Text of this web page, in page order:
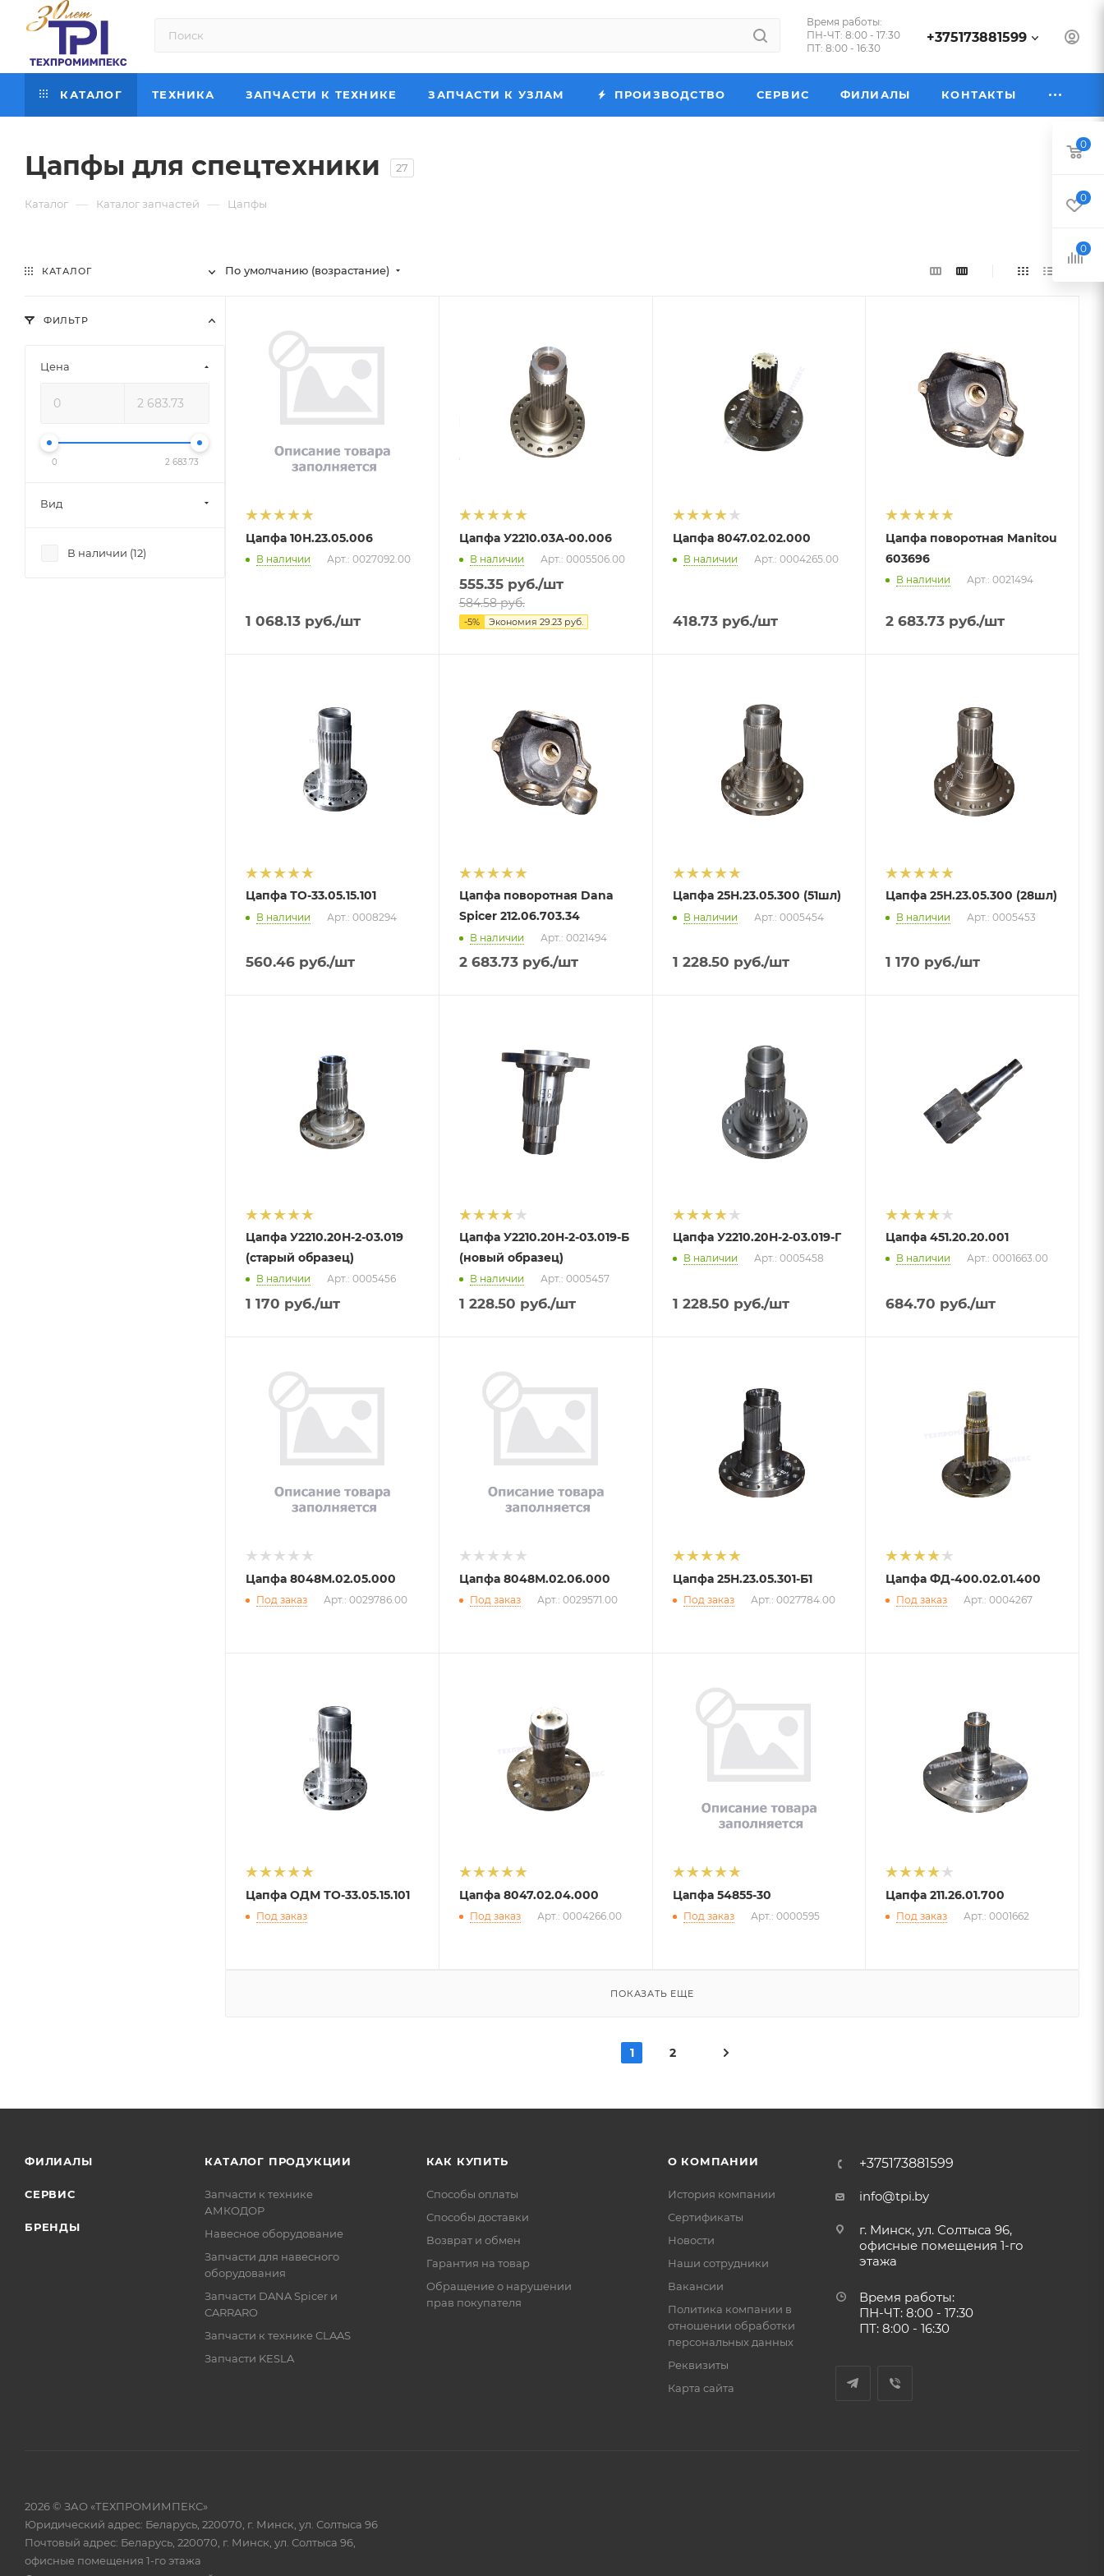
Время работы:
ПН-ЧТ: 8:00 - 17:30
ПТ: 8:00 - 16:30
+375173881599
КАТАЛОГ ТЕХНИКА ЗАПЧАСТИ К ТЕХНИКЕ ЗАПЧАСТИ К УЗЛАМ ПРОИЗВОДСТВО СЕРВИС ФИЛИАЛЫ КОНТАКТЫ
Цапфы для спецтехники 27
Каталог — Каталог запчастей — Цапфы
По умолчанию (возрастание)
Цапфа 10Н.23.05.006
В наличии Арт.: 0027092.00
1 068.13 руб./шт
Цапфа У2210.03А-00.006
В наличии Арт.: 0005506.00
555.35руб./шт
584.58руб.
-5% Экономия 29.23руб.
Цапфа 8047.02.02.000
В наличии Арт.: 0004265.00
418.73руб./шт
Цапфа поворотная Manitou
603696
В наличии Арт.: 0021494
2 683.73 руб./шт
Цапфа ТО-33.05.15.101
В наличии Арт.: 0008294
560.46 руб./шт
Цапфа поворотная Dana
Spicer 212.06.703.34
В наличии Арт.: 0021494
2 683.73руб./шт
Цапфа 25Н.23.05.300 (51шл)
В наличии Арт.: 0005454
1 228.50 руб./шт
Цапфа 25Н.23.05.300 (28шл)
В наличии Арт.: 0005453
1 170 руб./шт
Цапфа У2210.20Н-2-03.019
(старый образец)
В наличии Арт.: 0005456
1 170 руб./шт
Цапфа У2210.20Н-2-03.019-Б
(новый образец)
В наличии Арт.: 0005457
1 228.50 руб./шт
Цапфа У2210.20Н-2-03.019-Г
В наличии Арт.: 0005458
1 228.50 руб./шт
Цапфа 451.20.20.001
В наличии Арт.: 0001663.00
684.70 руб./шт
Цапфа 8048М.02.05.000
Под заказ Арт.: 0029786.00
Цапфа 8048М.02.06.000
Под заказ Арт.: 0029571.00
Цапфа 25Н.23.05.301-Б1
Под заказ Арт.: 0027784.00
Цапфа ФД-400.02.01.400
Под заказ Арт.: 0004267
Цапфа ОДМ ТО-33.05.15.101
Под заказ
Цапфа 8047.02.04.000
Под заказ Арт.: 0004266.00
Цапфа 54855-30
Под заказ Арт.: 0000595
Цапфа 211.26.01.700
Под заказ Арт.: 0001662
ПОКАЗАТЬ ЕЩЕ
1 2
КАТАЛОГ
ФИЛЬТР
Цена
0 2 683.73
Вид
В наличии (12)
ФИЛИАЛЫ
СЕРВИС
БРЕНДЫ
КАТАЛОГ ПРОДУКЦИИ
Запчасти к технике
АМКОДОР
Навесное оборудование
Запчасти для навесного
оборудования
Запчасти DANA Spicer и
CARRARO
Запчасти к технике CLAAS
Запчасти KESLA
КАК КУПИТЬ
Способы оплаты
Способы доставки
Возврат и обмен
Гарантия на товар
Обращение о нарушении
прав покупателя
О КОМПАНИИ
История компании
Сертификаты
Новости
Наши сотрудники
Вакансии
Политика компании в
отношении обработки
персональных данных
Реквизиты
Карта сайта
+375173881599
info@tpi.by
г. Минск, ул. Солтыса 96,
офисные помещения 1-го
этажа
Время работы:
ПН-ЧТ: 8:00 - 17:30
ПТ: 8:00 - 16:30
2026 © ЗАО «ТЕХПРОМИМПЕКС»
Юридический адрес: Беларусь, 220070, г. Минск, ул. Солтыса 96
Почтовый адрес: Беларусь, 220070, г. Минск, ул. Солтыса 96,
офисные помещения 1-го этажа
0
0
0